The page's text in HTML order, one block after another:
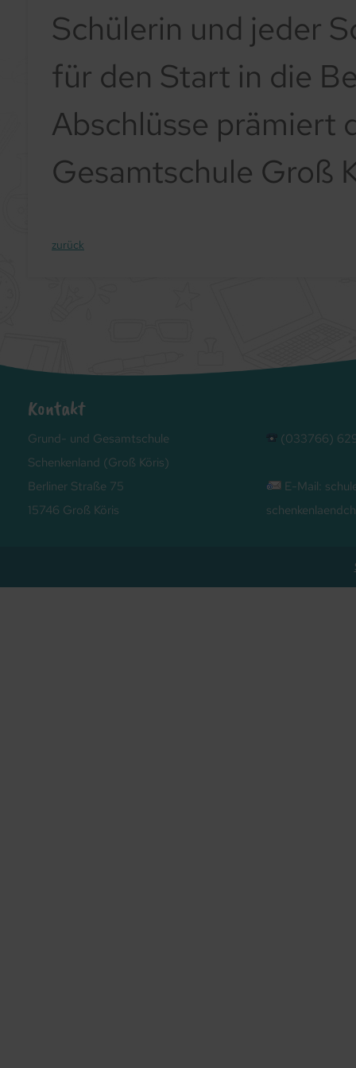
Schülerin und jeder
für den Start in die
Abschlüsse prämiert
Gesamtschule Groß
zurück
Kontakt
Grund- und Gesamtschule
Schenkenland (Groß Köris)
Berliner Straße 75
15746 Groß Köris
(033766)
E-Mail: